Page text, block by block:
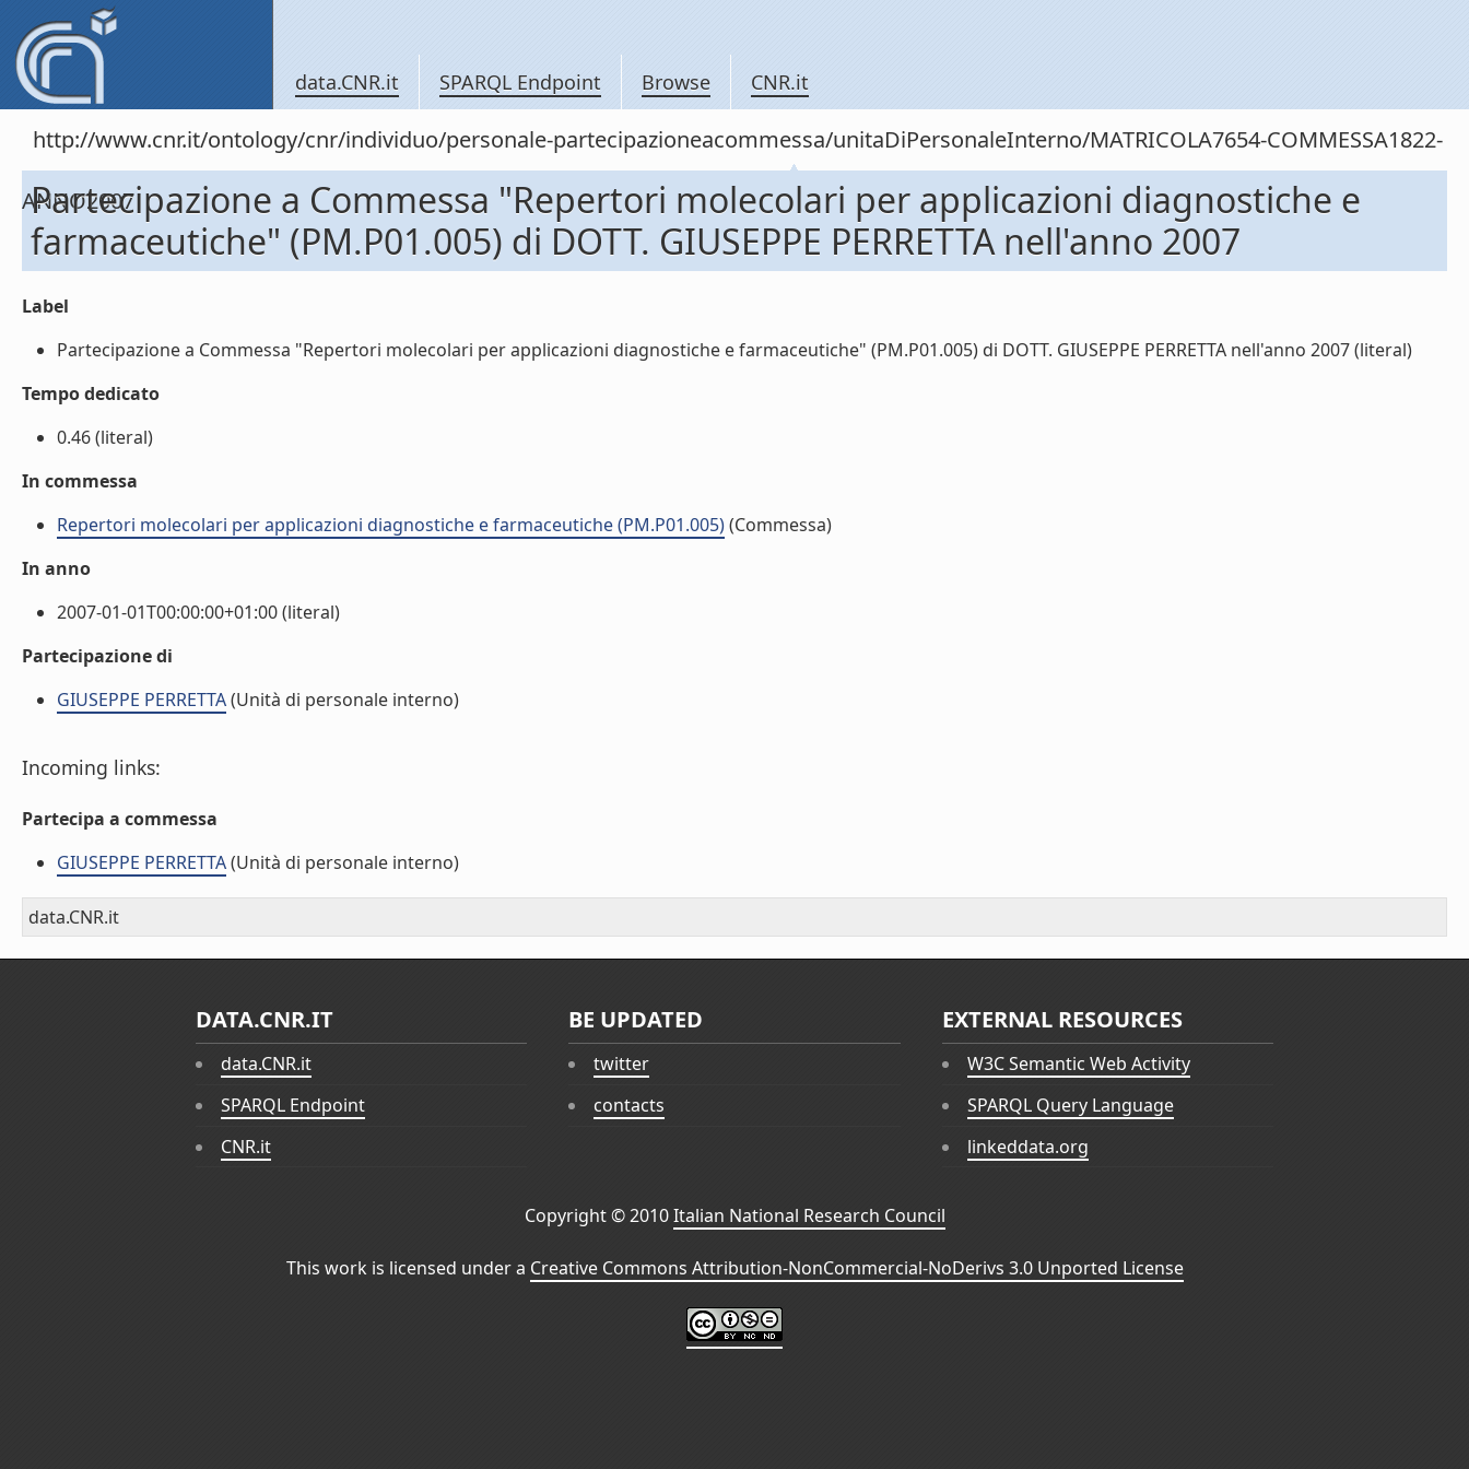
data.CNR.it SPARQL Endpoint Browse CNR.it
http://www.cnr.it/ontology/cnr/individuo/personale-partecipazioneacommessa/unitaDiPersonaleInterno/MATRICOLA7654-COMMESSA1822-
ANNO2007
Partecipazione a Commessa "Repertori molecolari per applicazioni diagnostiche e
farmaceutiche" (PM.P01.005) di DOTT. GIUSEPPE PERRETTA nell'anno 2007
Label
Partecipazione a Commessa "Repertori molecolari per applicazioni diagnostiche e farmaceutiche" (PM.P01.005) di DOTT. GIUSEPPE PERRETTA nell'anno 2007 (literal)
Tempo dedicato
0.46 (literal)
In commessa
Repertori molecolari per applicazioni diagnostiche e farmaceutiche (PM.P01.005)(Commessa)
In anno
2007-01-01T00:00:00+01:00 (literal)
Partecipazione di
GIUSEPPE PERRETTA(Unità di personale interno)
Incoming links:
Partecipa a commessa
GIUSEPPE PERRETTA(Unità di personale interno)
data.CNR.it
DATA.CNR.IT
data.CNR.it
SPARQL Endpoint
CNR.it
BE UPDATED
twitter
contacts
EXTERNAL RESOURCES
W3C Semantic Web Activity
SPARQL Query Language
linkeddata.org
Copyright © 2010Italian National Research Council
This work is licensed under a Creative Commons Attribution-NonCommercial-NoDerivs 3.0 Unported License